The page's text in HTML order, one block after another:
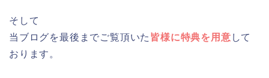
そして
当ブログを最後までご覧頂いた 皆様に特典を用意 して
おります。